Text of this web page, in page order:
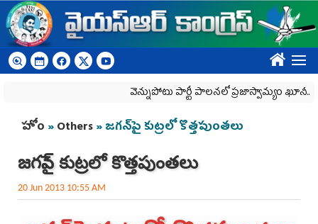
Skip to main content
????
వెన్నుపోటు పార్టీ పాలనలో ప్రజాస్వామ్యం ఖూనీ..
You are here
హోం »Others» జగన్‌పై కుట్రలో కొత్తపుంతలు
జగన్‌పై కుట్రలో కొత్తపుంతలు
20 Jun 2013 10:55 AM